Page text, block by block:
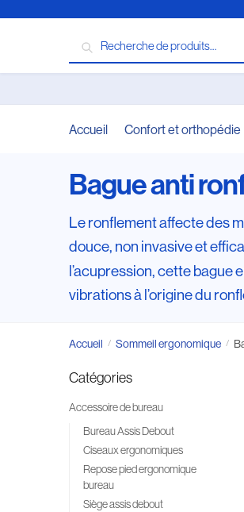
Recherche
Accueil Confort et orthopédie
Bague anti
Le ronflement affecte des
douce, non invasive et
l’acupression, cette bague
vibrations à l’origine du
Accueil / Sommeil ergonomique /
Catégories
Accessoire de bureau
Bureau Assis Debout
Ciseaux ergonomiques
Repose pied ergonomique
bureau
Siège assis debout